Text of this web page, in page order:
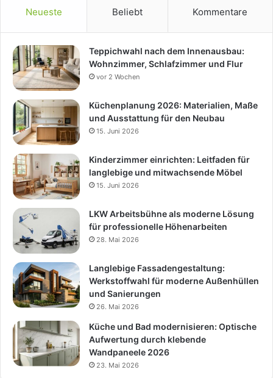
Neueste Beliebt Kommentare
Teppichwahl nach dem Innenausbau:
Wohnzimmer, Schlafzimmer und Flur
vor 2 Wochen
Küchenplanung 2026: Materialien, Maße
und Ausstattung für den Neubau
15. Juni 2026
Kinderzimmer einrichten: Leitfaden für
langlebige und mitwachsende Möbel
15. Juni 2026
LKW Arbeitsbühne als moderne Lösung
für professionelle Höhenarbeiten
28. Mai 2026
Langlebige Fassadengestaltung:
Werkstoffwahl für moderne Außenhüllen
und Sanierungen
26. Mai 2026
Küche und Bad modernisieren: Optische
Aufwertung durch klebende
Wandpaneele 2026
23. Mai 2026